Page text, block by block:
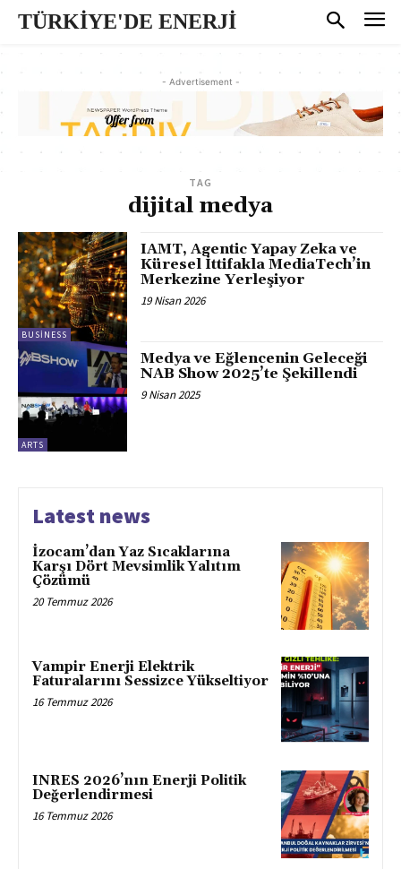
TÜRKİYE'DE ENERJİ
- Advertisement -
TAG
dijital medya
BUSINESS
IAMT, Agentic Yapay Zeka ve
Küresel İttifakla MediaTech’in
Merkezine Yerleşiyor
19 Nisan 2026
ARTS
Medya ve Eğlencenin Geleceği
NAB Show 2025’te Şekillendi
9 Nisan 2025
Latest news
İzocam’dan Yaz Sıcaklarına
Karşı Dört Mevsimlik Yalıtım
Çözümü
20 Temmuz 2026
Vampir Enerji Elektrik
Faturalarını Sessizce Yükseltiyor
16 Temmuz 2026
INRES 2026’nın Enerji Politik
Değerlendirmesi
16 Temmuz 2026